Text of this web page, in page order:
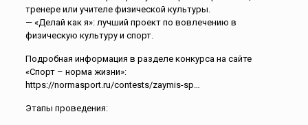
тренере или учителе физической культуры.
— «Делай как я»: лучший проект по вовлечению в
физическую культуру и спорт.
Подробная информация в разделе конкурса на сайте
«Спорт – норма жизни»:
https://normasport.ru/contests/zaymis-sp…
Этапы проведения: